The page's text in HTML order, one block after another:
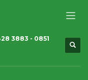
3883 - 0851